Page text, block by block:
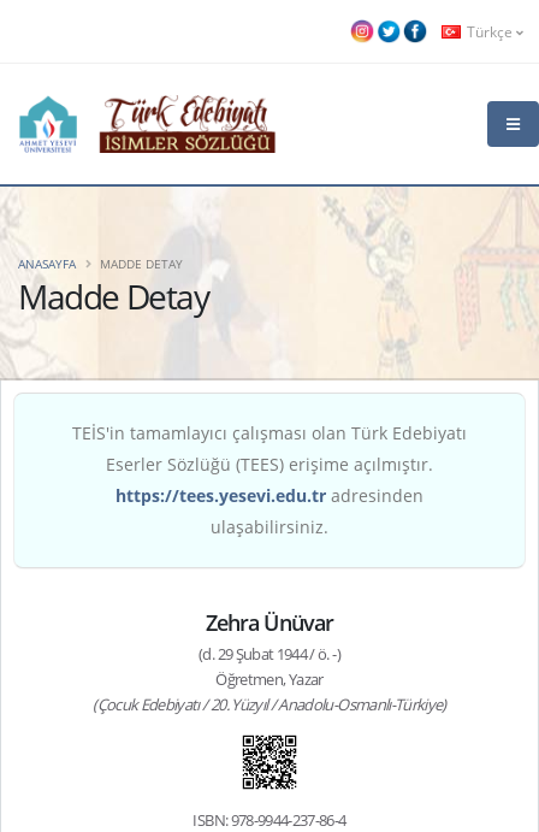
Türkçe
Madde Detay
ANASAYFA MADDE DETAY
TEİS'in tamamlayıcı çalışması olan Türk Edebiyatı
Eserler Sözlüğü (TEES) erişime açılmıştır.
https://tees.yesevi.edu.tr adresinden
ulaşabilirsiniz.
Zehra Ünüvar
(d. 29 Şubat 1944 / ö. -)
Öğretmen, Yazar
(Çocuk Edebiyatı / 20. Yüzyıl / Anadolu-Osmanlı-Türkiye)
ISBN: 978-9944-237-86-4